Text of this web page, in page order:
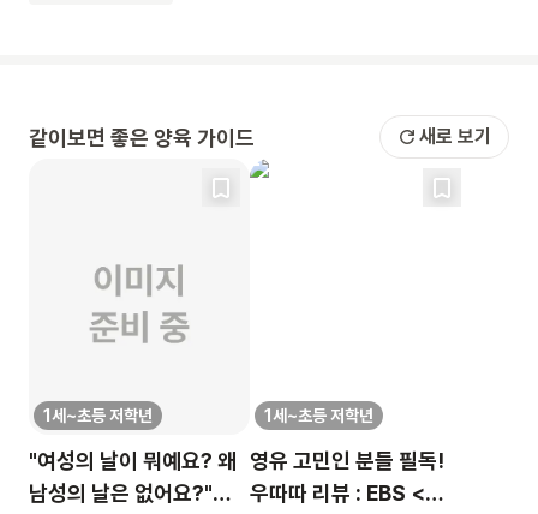
같이보면 좋은 양육 가이드 새로 보기
1세~초등 저학년
"여성의 날이 뭐예요? 왜
남성의 날은 없어요?"
1세~초등 저학년
영유 고민인 분들 필독!
우따따 리뷰 : EBS <